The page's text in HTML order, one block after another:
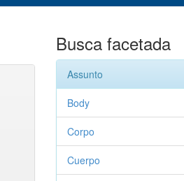
Busca facetada
Assunto
Body
Corpo
Cuerpo